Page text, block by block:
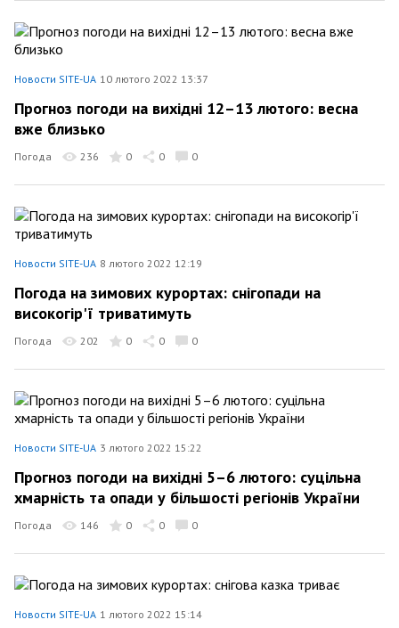
Новости SITE-UA 10 лютого 2022 13:37
Прогноз погоди на вихідні 12–13 лютого: весна
вже близько
Погода 236 0 0 0
Новости SITE-UA 8 лютого 2022 12:19
Погода на зимових курортах: снігопади на
високогір'ї триватимуть
Погода 202 0 0 0
Новости SITE-UA 3 лютого 2022 15:22
Прогноз погоди на вихідні 5–6 лютого: суцільна
хмарність та опади у більшості регіонів України
Погода 146 0 0 0
Новости SITE-UA 1 лютого 2022 15:14